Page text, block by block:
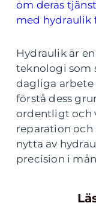
om deras
med
Hydraulik är
teknologi som
dagliga
förstå dess
ordentligt och
reparation och
nytta av
precision i